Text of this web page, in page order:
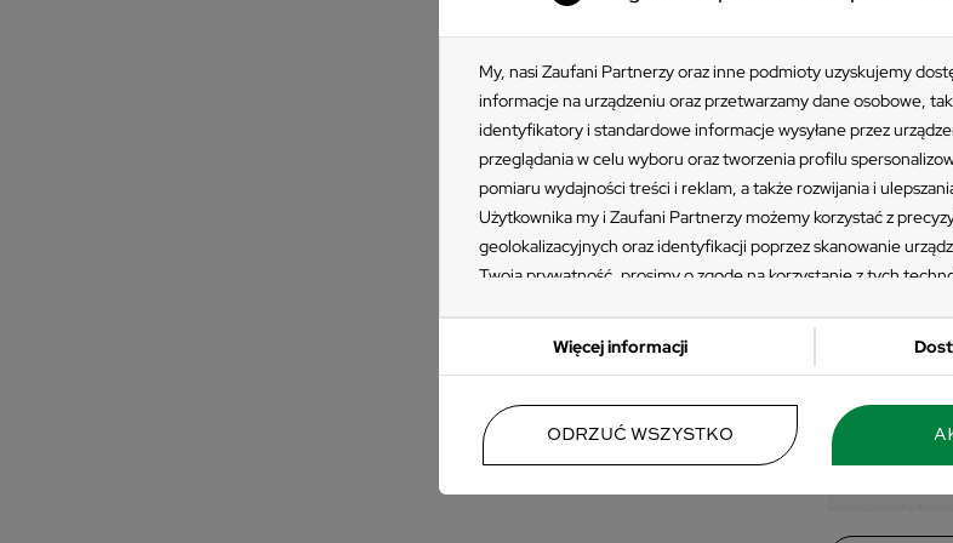
My, nasi Zaufani Partnerzy oraz inne podmioty uzyskujemy
informacje na urządzeniu oraz przetwarzamy dane osobowe,
identyfikatory i standardowe informacje wysyłane przez
przeglądania w celu wyboru oraz tworzenia profilu
pomiaru wydajności treści i reklam, a także rozwijania i
Użytkownika my i Zaufani Partnerzy możemy korzystać z
geolokalizacyjnych oraz identyfikacji poprzez skanowanie
Twoją prywatność, prosimy o zgodę na korzystanie z tych
ustawień prywatności znajdujący się w lewym dolnym rogu
przetwarzania danych nie wymagają zgody użytkownika, ale
Zapoznaj się z poniższymi informacjami, abyś mógł świadomie i
naszych stron www. Szczegółowe informacje dotyczące
Więcej informacji
ODRZUĆ WSZYSTKO
Ławki
ogrodowe z
oparciem
Ławki
Wygodna